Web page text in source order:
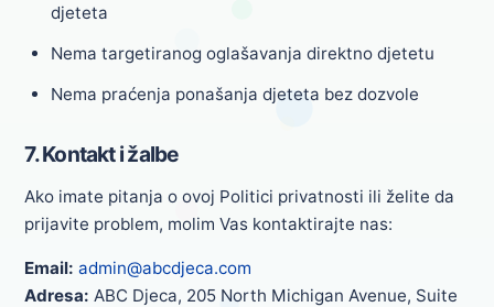
djeteta
Nema targetiranog oglašavanja direktno djetetu
Nema praćenja ponašanja djeteta bez dozvole
7. Kontakt i žalbe
Ako imate pitanja o ovoj Politici privatnosti ili želite da
prijavite problem, molim Vas kontaktirajte nas:
Email: admin@abcdjeca.com
Adresa: ABC Djeca, 205 North Michigan Avenue, Suite